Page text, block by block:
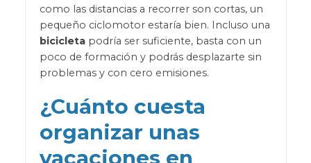
como las distancias a recorrer son cortas, un
pequeño ciclomotor estaría bien. Incluso una
bicicletapodría ser suficiente, basta con un
poco de formación y podrás desplazarte sin
problemas y con cero emisiones.
¿Cuánto cuesta
organizar unas
vacaciones en